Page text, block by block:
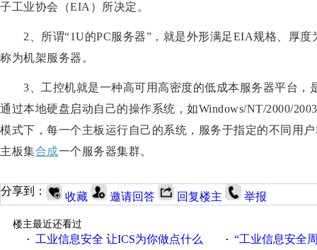
子工业协会（EIA）所决定。
2、所谓“1U的PC服务器”，就是外形满足EIA规格、厚度
称为机架服务器。
3、工控机就是一种高可用高密度的低成本服务器平台，
通过本地硬盘启动自己的操作系统，如Windows/NT/2000/
模式下，每一个主板运行自己的系统，服务于指定的不同用
主板集合成一个服务器集群。
分享到： 收藏 邀请回答 回复楼主 举报
楼主最近还看过
·
工业信息安全 让ICS为你做点什么 · “工业信息安全周之我见”